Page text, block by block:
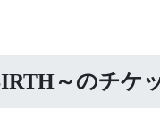
～のチケ